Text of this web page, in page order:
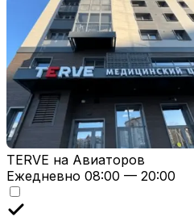
TERVE на Авиаторов
Ежедневно 08:00 — 20:00